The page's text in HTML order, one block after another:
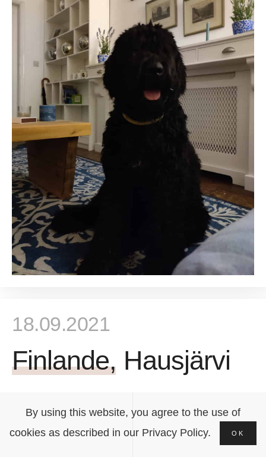
18.09.2021
Finlande, Hausjärvi
1ère place, la note Excellent et le CQ (Certificat de
Qualité) lors de la Spécialité Black Terriers Show à
By using this website, you agree to the use of
cookies as described in our Privacy Policy.
OK